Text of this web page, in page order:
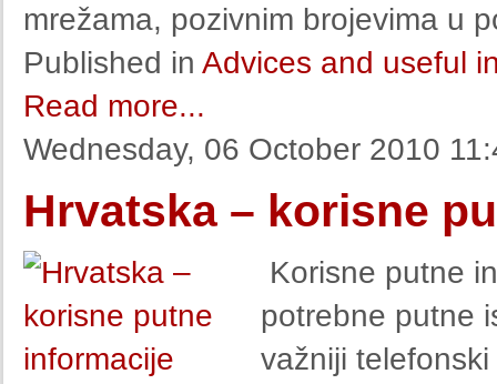
mrežama, pozivnim brojevima u
Published in Advices and useful
Read more...
Wednesday, 06 October 2010
Hrvatska – korisne
Korisne putne
potrebne putne
važniji